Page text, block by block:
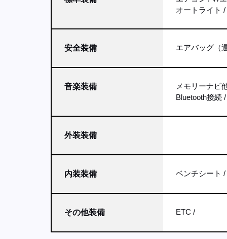
オートライト
安全装備 エアバッグ（
音楽装備
メモリーナビ
Bluetooth接続
外装装備
内装装備 ベンチシート
その他装備 ETC